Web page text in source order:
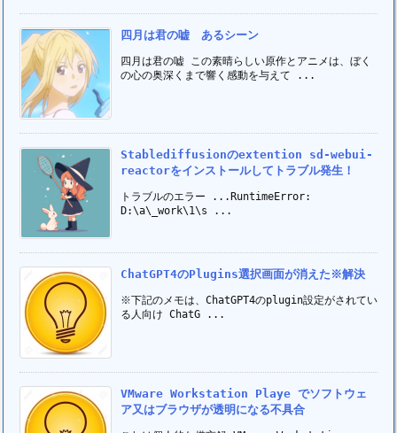
四月は君の嘘 あるシーン
四月は君の嘘 この素晴らしい原作とアニメは、ぼく
の心の奥深くまで響く感動を与えて ...
Stablediffusionのextention sd-webui-
reactorをインストールしてトラブル発生！
トラブルのエラー ...RuntimeError:
D:\a\_work\1\s ...
ChatGPT4のPlugins選択画面が消えた※解決
※下記のメモは、ChatGPT4のplugin設定がされてい
る人向け ChatG ...
VMware Workstation Playe でソフトウェ
ア又はブラウザが透明になる不具合